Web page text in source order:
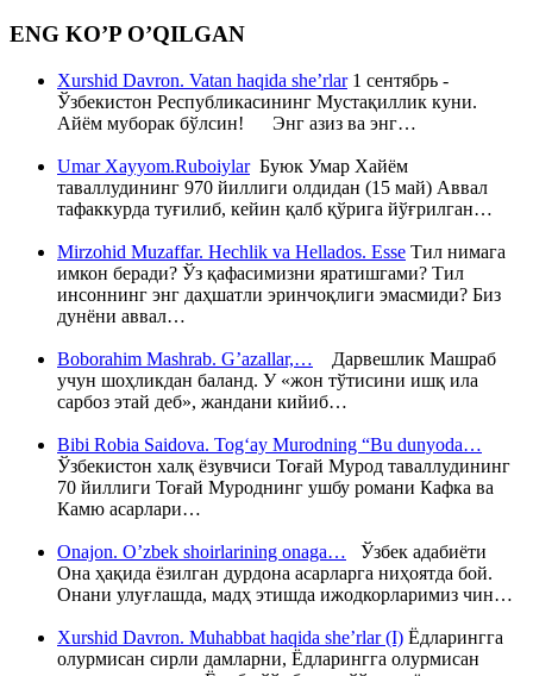
ENG KO’P O’QILGAN
Xurshid Davron. Vatan haqida she’rlar1 сентябрь -
Ўзбекистон Республикасининг Мустақиллик куни.
Айём муборак бўлсин! Энг азиз ва энг…
Umar Xayyom.RuboiylarБуюк Умар Хайём
таваллудининг 970 йиллиги олдидан (15 май) Аввал
тафаккурда туғилиб, кейин қалб қўрига йўғрилган…
Mirzohid Muzaffar. Hechlik va Hellados. Esse Тил нимага
имкон беради? Ўз қафасимизни яратишгами? Тил
инсоннинг энг даҳшатли эринчоқлиги эмасмиди? Биз
дунёни аввал…
Boborahim Mashrab. G’azallar,… Дарвешлик Машраб
учун шоҳликдан баланд. У «жон тўтисини ишқ ила
сарбоз этай деб», жандани кийиб…
Bibi Robia Saidova. Tog‘ay Murodning “Bu dunyoda…
Ўзбекистон халқ ёзувчиси Тоғай Мурод таваллудининг
70 йиллиги Тоғай Муроднинг ушбу романи Кафка ва
Камю асарлари…
Onajon. O’zbek shoirlarining onaga… Ўзбек адабиёти
Она ҳақида ёзилган дурдона асарларга ниҳоятда бой.
Онани улуғлашда, мадҳ этишда ижодкорларимиз чин…
Xurshid Davron. Muhabbat haqida she’rlar (I) Ёдларингга
олурмисан сирли дамларни, Ёдларингга олурмисан